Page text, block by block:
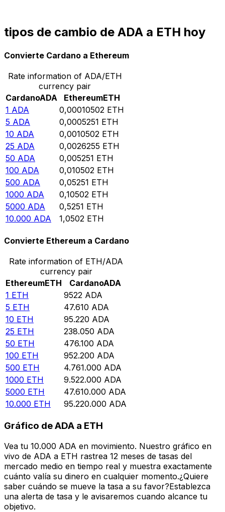
tipos de cambio de ADA a ETH hoy
Convierte Cardano a Ethereum
Rate information of ADA/ETH
currency pair
CardanoADA EthereumETH
1 ADA 0,00010502 ETH
5 ADA 0,0005251 ETH
10 ADA 0,0010502 ETH
25 ADA 0,0026255 ETH
50 ADA 0,005251 ETH
100 ADA 0,010502 ETH
500 ADA 0,05251 ETH
1000 ADA 0,10502 ETH
5000 ADA 0,5251 ETH
10.000 ADA 1,0502 ETH
Convierte Ethereum a Cardano
Rate information of ETH/ADA
currency pair
EthereumETH CardanoADA
1 ETH 9522 ADA
5 ETH 47.610 ADA
10 ETH 95.220 ADA
25 ETH 238.050 ADA
50 ETH 476.100 ADA
100 ETH 952.200 ADA
500 ETH 4.761.000 ADA
1000 ETH 9.522.000 ADA
5000 ETH 47.610.000 ADA
10.000 ETH 95.220.000 ADA
Gráfico de ADA a ETH
Vea tu 10.000 ADA en movimiento. Nuestro gráfico en
vivo de ADA a ETH rastrea 12 meses de tasas del
mercado medio en tiempo real y muestra exactamente
cuánto valía su dinero en cualquier momento.¿Quiere
saber cuándo se mueve la tasa a su favor?Establezca
una alerta de tasa y le avisaremos cuando alcance tu
objetivo.